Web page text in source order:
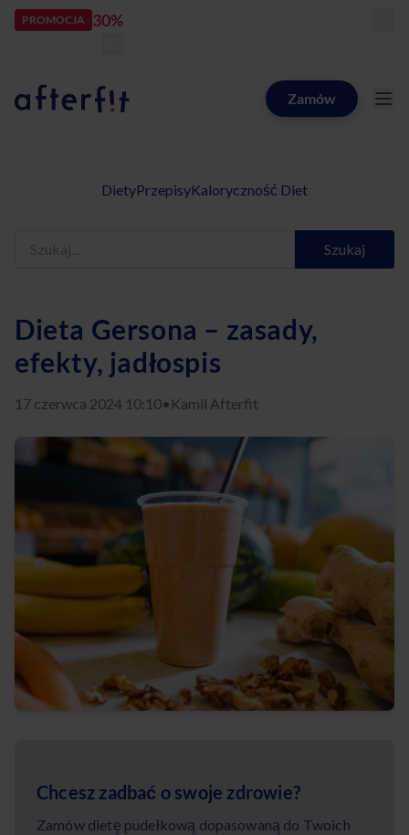
PROMOCJA 30%
Catering dietetyczny AfterfitZamów
DietyPrzepisyKaloryczność Diet
Szukaj
Dieta Gersona – zasady,
efekty, jadłospis
17 czerwca 2024 10:10• Kamil Afterfit
Chcesz zadbać o swoje zdrowie?
Zamów dietę pudełkową dopasowaną do Twoich